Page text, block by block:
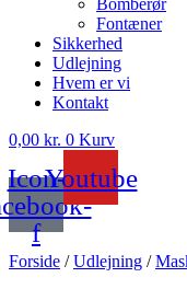
Bomberør
Fontæner
Sikkerhed
Udlejning
Hvem er vi
Kontakt
0,00 kr. 0 Kurv
Icon-
f
Youtube
Forside /Udlejning /